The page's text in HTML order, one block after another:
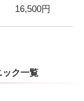
16,500円
ク一覧